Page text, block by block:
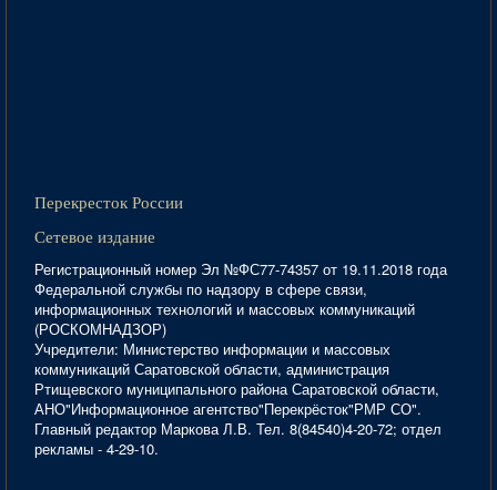
Перекресток России
Сетевое издание
Регистрационный номер Эл №ФС77-74357 от 19.11.2018 года
Федеральной службы по надзору в сфере связи,
информационных технологий и массовых коммуникаций
(РОСКОМНАДЗОР)
Учредители: Министерство информации и массовых
коммуникаций Саратовской области, администрация
Ртищевского муниципального района Саратовской области,
АНО"Информационное агентство"Перекрёсток"РМР СО".
Главный редактор Маркова Л.В. Тел. 8(84540)4-20-72; отдел
рекламы - 4-29-10.